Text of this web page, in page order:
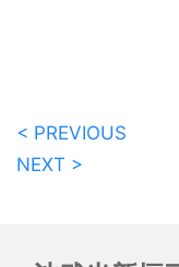
< PREVIOUS
NEXT >